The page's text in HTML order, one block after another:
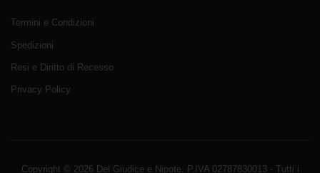
Termini e Condizioni
Spedizioni
Resi e Diritto di Recesso
Privacy Policy
Copyright © 2026 Del Giudice e Nipote. P.IVA 02787830013 - Tutti i